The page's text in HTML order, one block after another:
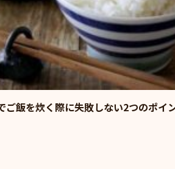
ご飯を炊く際に失敗しない2つのポイ